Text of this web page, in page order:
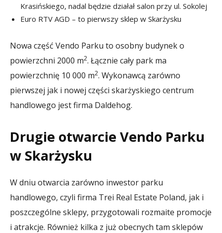
Krasińskiego, nadal będzie działał salon przy ul. Sokolej
Euro RTV AGD – to pierwszy sklep w Skarżysku
Nowa część Vendo Parku to osobny budynek o
powierzchni 2000 m2. Łącznie cały park ma
powierzchnię 10 000 m2. Wykonawcą zarówno
pierwszej jak i nowej części skarżyskiego centrum
handlowego jest firma Daldehog.
Drugie otwarcie Vendo Parku
w Skarżysku
W dniu otwarcia zarówno inwestor parku
handlowego, czyli firma Trei Real Estate Poland, jak i
poszczególne sklepy, przygotowali rozmaite promocje
i atrakcje. Również kilka z już obecnych tam sklepów